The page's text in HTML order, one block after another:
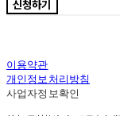
신청하기
이용약관
개인정보처리방침
사업자정보확인